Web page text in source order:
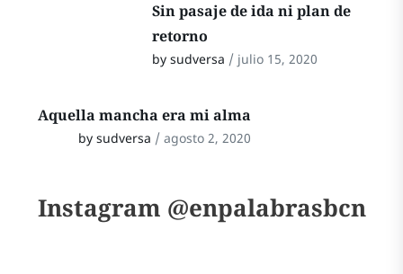
Sin pasaje de ida ni plan de
retorno
by sudversa / julio 15, 2020
Aquella mancha era mi alma
by sudversa / agosto 2, 2020
Instagram @enpalabrasbcn